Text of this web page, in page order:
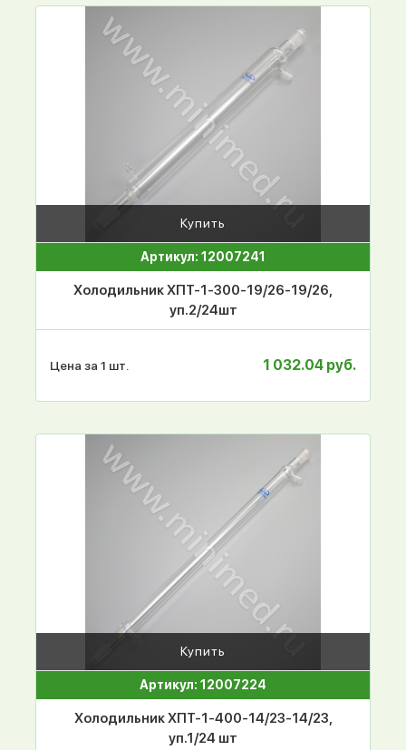
Купить
Артикул: 12007241
Холодильник ХПТ-1-300-19/26-19/26,
уп.2/24шт
Цена за 1 шт. 1 032.04 руб.
Купить
Артикул: 12007224
Холодильник ХПТ-1-400-14/23-14/23,
уп.1/24 шт